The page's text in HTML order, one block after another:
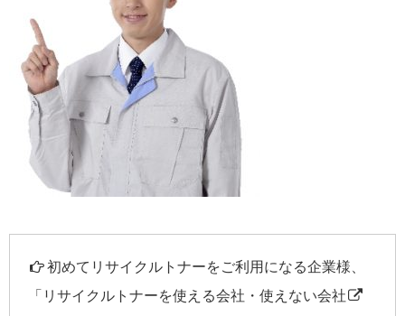
初めてリサイクルトナーをご利用になる企業様、
「 リサイクルトナーを使える会社・使えない会社